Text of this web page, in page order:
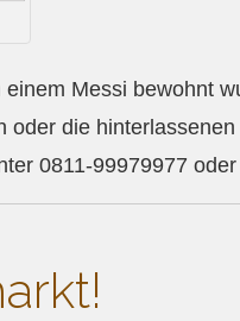
Messi bewohnt
oder die
0811-99979977